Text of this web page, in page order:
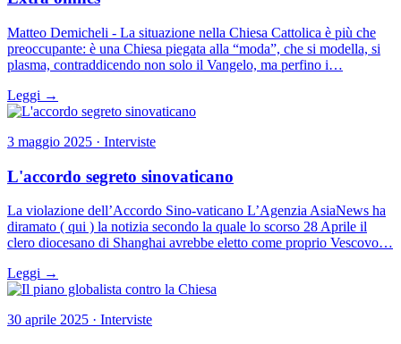
Matteo Demicheli - La situazione nella Chiesa Cattolica è più che
preoccupante: è una Chiesa piegata alla “moda”, che si modella, si
plasma, contraddicendo non solo il Vangelo, ma perfino i…
Leggi →
3 maggio 2025 · Interviste
L'accordo segreto sinovaticano
La violazione dell’Accordo Sino-vaticano L’Agenzia AsiaNews ha
diramato ( qui ) la notizia secondo la quale lo scorso 28 Aprile il
clero diocesano di Shanghai avrebbe eletto come proprio Vescovo…
Leggi →
30 aprile 2025 · Interviste